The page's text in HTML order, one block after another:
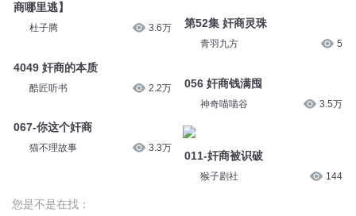
商哪里逃】
杜子腾 3.6万
4049 奸商的本质
酷匠听书 2.2万
067-你这个奸商
猫不理故事 3.3万
第52集 奸商灵珠
青羽九方 5
056 奸商钱满囤
神奇喵喵谷 3.5万
011-奸商被识破
猴子剧社 144
您是不是在找：